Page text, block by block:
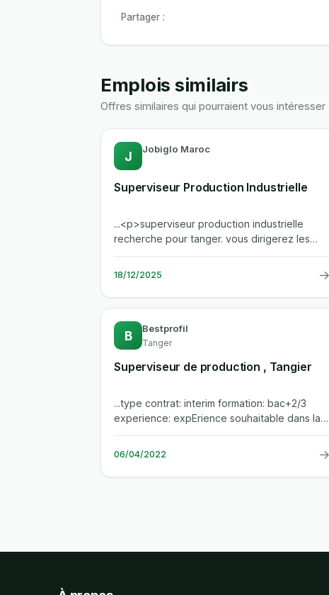
Partager :
Emplois similairs
Offres similaires qui pourraient vous intéresser
J Jobiglo Maroc
Superviseur Production Industrielle
...<p>superviseur production industrielle
recherche pour tanger. vous dirigerez les
operations de remplissage, stockage et...
18/12/2025 →
B Bestprofil
Tanger
Superviseur de production , Tangier
...type contrat: interim formation: bac+2/3
experience: expErience souhaitable dans la
mEme fonction. responsable: rhbest...
06/04/2022 →